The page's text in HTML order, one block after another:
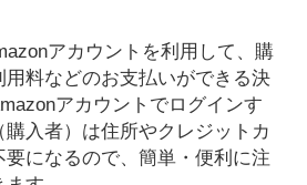
アカウントを利用して、購
用料などのお支払いができる決
アカウントでログインす
購入者）は住所やクレジットカ
になるので、簡単・便利に注